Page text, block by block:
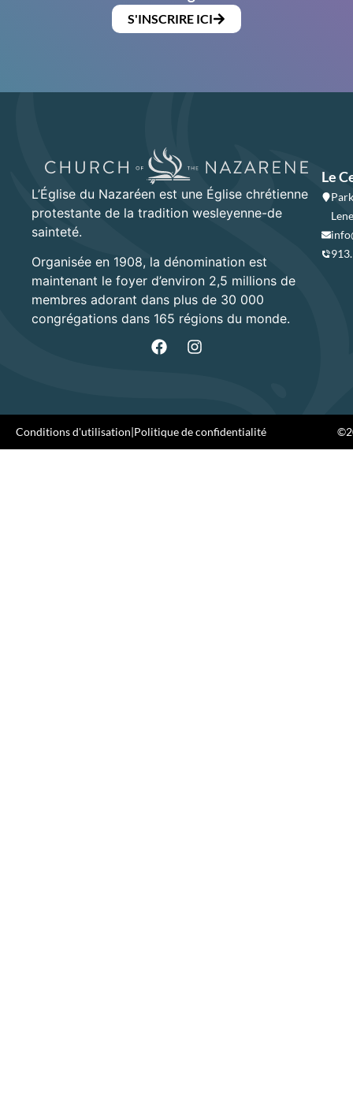
S'INSCRIRE ICI
L’Église du Nazaréen est une Église chrétienne
protestante de la tradition wesleyenne-de
sainteté.
Organisée en 1908, la dénomination est
maintenant le foyer d’environ 2,5 millions de
membres adorant dans plus de 30 000
congrégations dans 165 régions du monde.
Le
Conditions d'utilisation|Politique de confidentialité